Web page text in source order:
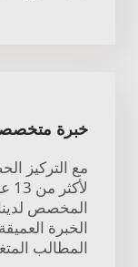
خبرة
مع التركيز
المخصص
الخبرة
المطالب